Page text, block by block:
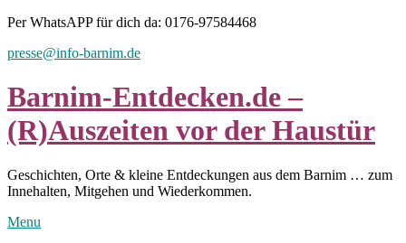
Skip
content
Per WhatsAPP für dich da: 0176-97584468
presse@info-barnim.de
Barnim-Entdecken.de –
(R)Auszeiten vor der Haustür
Geschichten, Orte & kleine Entdeckungen aus dem Barnim … zum
Innehalten, Mitgehen und Wiederkommen.
Menu